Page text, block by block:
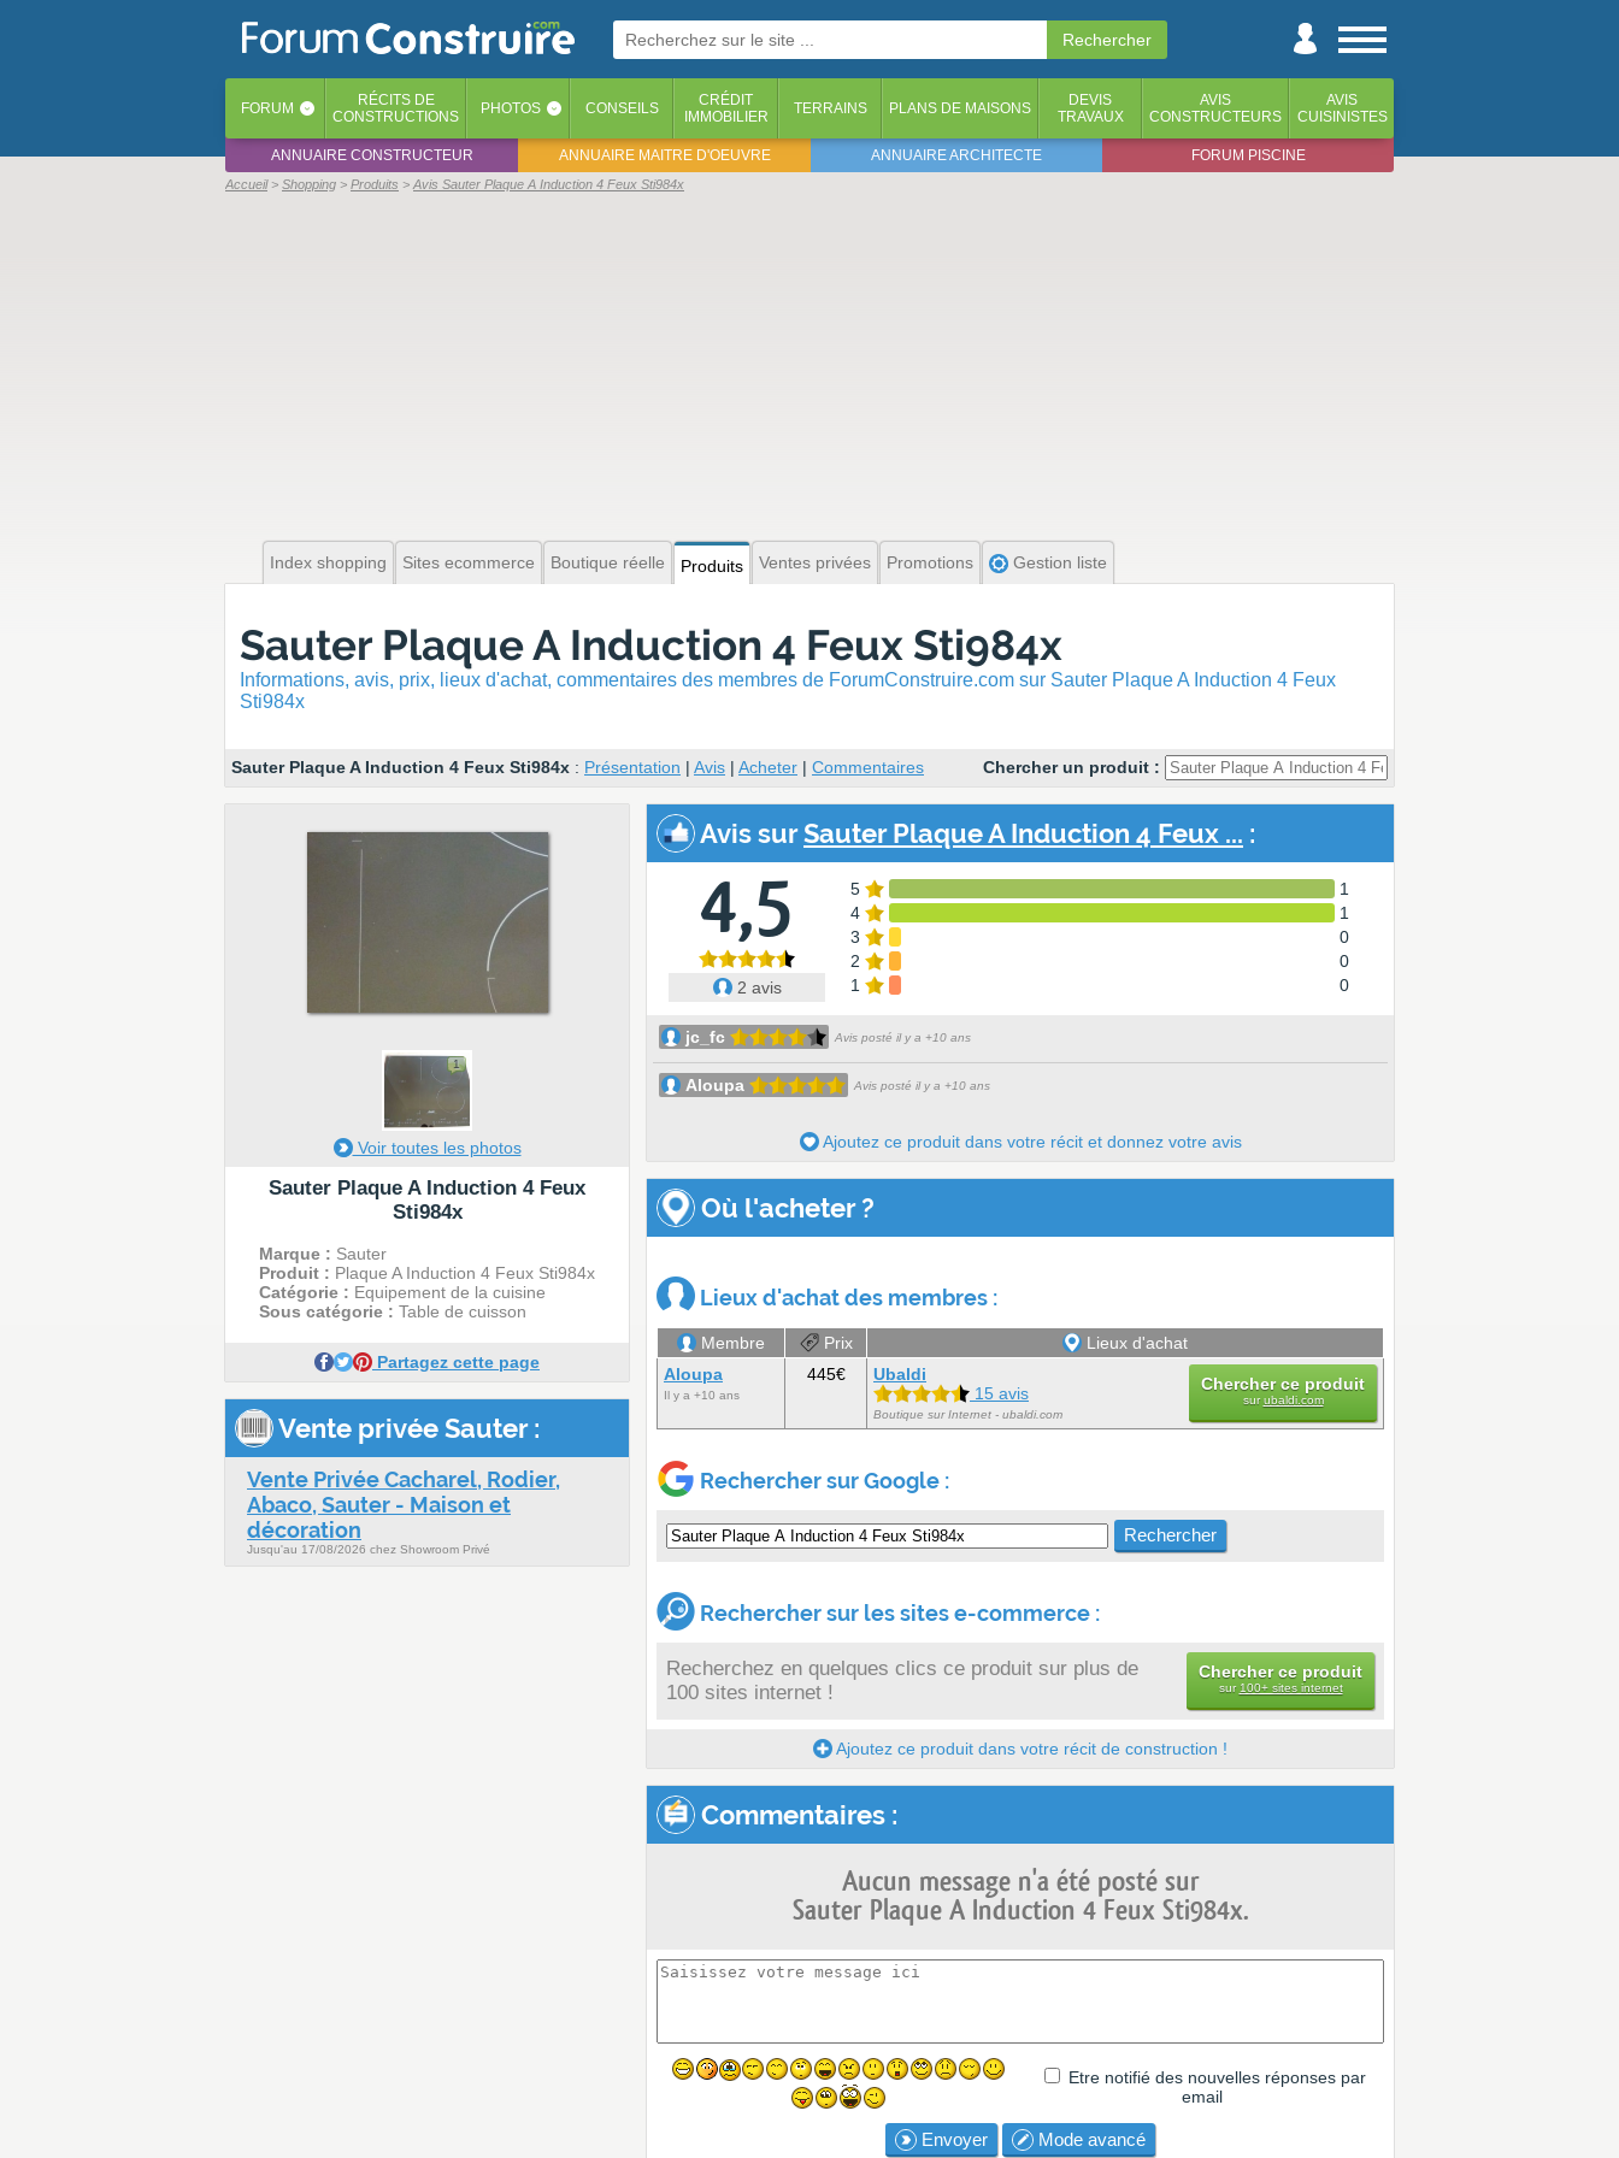
FORUM ‹ RÉCITS DE
CONSTRUCTIONS
PHOTOS ‹ CONSEILS
CRÉDIT
IMMOBILIER
TERRAINS PLANS DE MAISONS
DEVIS
TRAVAUX
AVIS
CONSTRUCTEURS
AVIS
CUISINISTES
ANNUAIRE CONSTRUCTEUR ANNUAIRE MAITRE D'OEUVRE ANNUAIRE ARCHITECTE FORUM PISCINE
Accueil Shopping Produits Avis Sauter Plaque A Induction 4 Feux Sti984x
Index shopping Sites ecommerce Boutique réelle Produits Ventes privées Promotions Gestion liste
Sauter Plaque A Induction 4 Feux Sti984x
Informations, avis, prix, lieux d'achat, commentaires des membres de ForumConstruire.com sur Sauter Plaque A Induction 4 Feux
Sti984x
Sauter Plaque A Induction 4 Feux Sti984x : Présentation | Avis | Acheter | Commentaires Chercher un produit :
1
Voir toutes les photos
Sauter Plaque A Induction 4 Feux
Sti984x
Marque : Sauter
Produit : Plaque A Induction 4 Feux Sti984x
Catégorie : Equipement de la cuisine
Sous catégorie : Table de cuisson
Partagez cette page
Vente privée Sauter :
Vente Privée Cacharel, Rodier,
Abaco, Sauter - Maison et
décoration
Jusqu'au 17/08/2026 chez Showroom Privé
AvissurSauter Plaque A Induction 4 Feux ... :
4,5
2 avis
5
1
4
1
3
0
2
0
1
0
jc_fc Avis posté il y a +10 ans
Aloupa Avis posté il y a +10 ans
Ajoutez ce produit dans votre récit et donnez votre avis
Où l'acheter ?
Lieux d'achat des membres :
Membre Prix
Lieux d'achat
Aloupa
Il y a +10 ans
445€
Ubaldi
15 avis
Boutique sur Internet - ubaldi.com
Chercher ce produit
surubaldi.com
Rechercher sur Google :
Rechercher sur les sites e-commerce :
Recherchez en quelques clics ce produit sur plus de
100 sites internet !
Chercher ce produit
sur 100+ sites internet
Ajoutez ce produit dans votre récit de construction !
Commentaires :
Aucun message n'a été posté sur
Sauter Plaque A Induction 4 Feux Sti984x.
Etre notifié des nouvelles réponses par
email
Envoyer Mode avancé